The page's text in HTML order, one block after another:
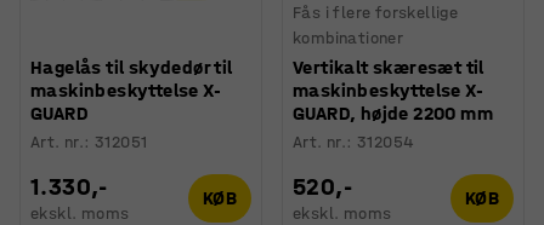
Hagelås til skydedør til
maskinbeskyttelse X-
GUARD
Art. nr.: 312051
1.330,-
ekskl. moms
KØB
Fås i flere forskellige
kombinationer
Vertikalt skæresæt til
maskinbeskyttelse X-
GUARD, højde 2200 mm
Art. nr.: 312054
520,-
ekskl. moms
KØB